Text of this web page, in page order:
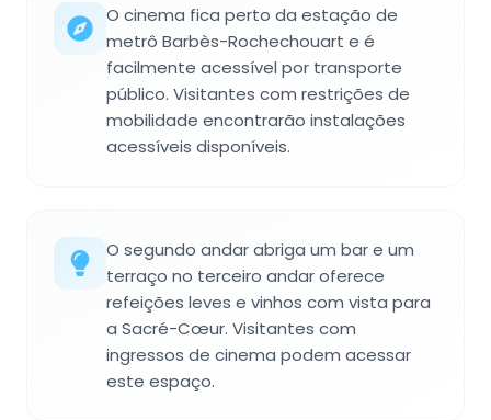
O cinema fica perto da estação de
metrô Barbès-Rochechouart e é
facilmente acessível por transporte
público. Visitantes com restrições de
mobilidade encontrarão instalações
acessíveis disponíveis.
O segundo andar abriga um bar e um
terraço no terceiro andar oferece
refeições leves e vinhos com vista para
a Sacré-Cœur. Visitantes com
ingressos de cinema podem acessar
este espaço.